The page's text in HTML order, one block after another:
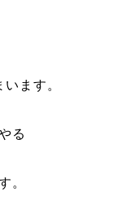
ます。
る
。